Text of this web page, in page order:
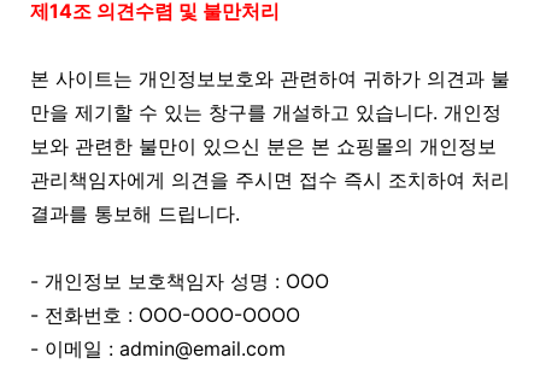
제14조 의견수렴 및 불만처리
본 사이트는 개인정보보호와 관련하여 귀하가 의견과 불
만을 제기할 수 있는 창구를 개설하고 있습니다. 개인정
보와 관련한 불만이 있으신 분은 본 쇼핑몰의 개인정보
관리책임자에게 의견을 주시면 접수 즉시 조치하여 처리
결과를 통보해 드립니다.
- 개인정보 보호책임자 성명 : OOO
- 전화번호 : OOO-OOO-OOOO
- 이메일 : admin@email.com